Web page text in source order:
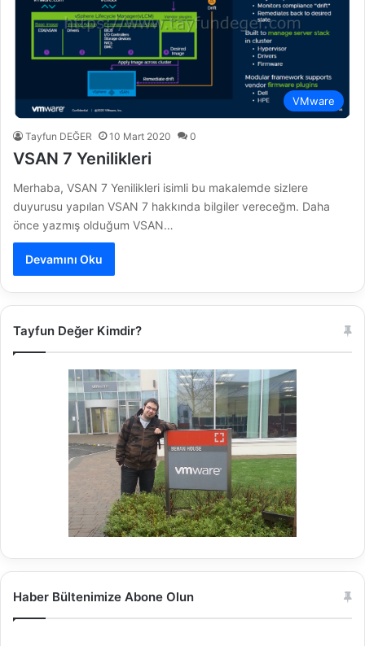
VMware
Tayfun DEĞER 10 Mart 2020 0
VSAN 7 Yenilikleri
Merhaba, VSAN 7 Yenilikleri isimli bu makalemde sizlere
duyurusu yapılan VSAN 7 hakkında bilgiler vereceğm. Daha
önce yazmış olduğum VSAN…
Devamını Oku
Tayfun Değer Kimdir?
Haber Bültenimize Abone Olun